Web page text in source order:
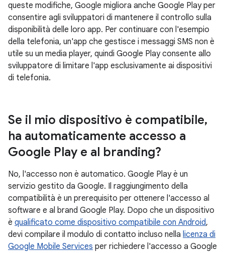
queste modifiche, Google migliora anche Google Play per
consentire agli sviluppatori di mantenere il controllo sulla
disponibilità delle loro app. Per continuare con l'esempio
della telefonia, un'app che gestisce i messaggi SMS non è
utile su un media player, quindi Google Play consente allo
sviluppatore di limitare l'app esclusivamente ai dispositivi
di telefonia.
Se il mio dispositivo è compatibile,
ha automaticamente accesso a
Google Play e al branding?
No, l'accesso non è automatico. Google Play è un
servizio gestito da Google. Il raggiungimento della
compatibilità è un prerequisito per ottenere l'accesso al
software e al brand Google Play. Dopo che un dispositivo
è qualificato come dispositivo compatibile con Android,
devi compilare il modulo di contatto incluso nella licenza di
Google Mobile Services per richiedere l'accesso a Google